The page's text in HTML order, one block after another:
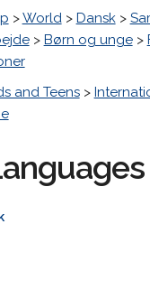
>World> Dansk>
> Børn og unge>
and Teens>